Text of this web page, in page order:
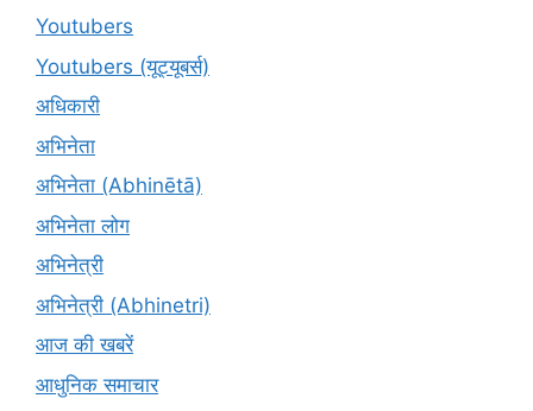
Youtubers
Youtubers (यूट्यूबर्स)
अधिकारी
अभिनेता
अभिनेता (Abhinētā)
अभिनेता लोग
अभिनेत्री
अभिनेत्री (Abhinetri)
आज की खबरें
आधुनिक समाचार